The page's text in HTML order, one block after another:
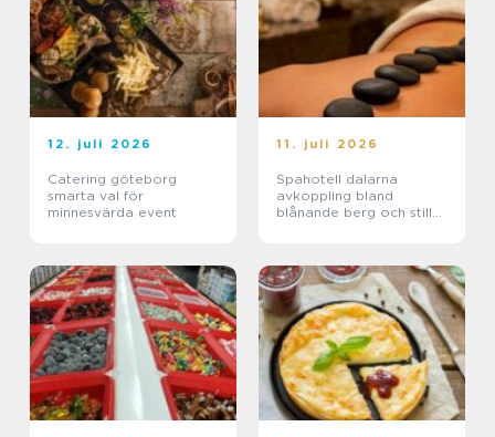
12. juli 2026
Catering göteborg
smarta val för
minnesvärda event
11. juli 2026
Spahotell dalarna
avkoppling bland
blånande berg och stilla